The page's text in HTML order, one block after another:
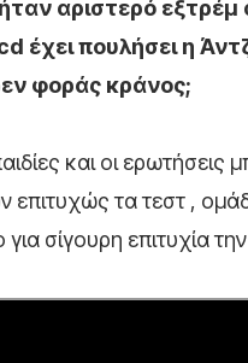
αριστερό
έχει πουλήσει η
φοράς κράνος;
και οι
επιτυχώς τα τεστ ,
για σίγουρη επιτυχία